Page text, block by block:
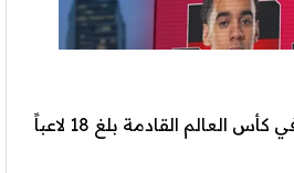
حقق نادي بايرن ميونخ رقما قياسيا في عدد اللاعبين المشاركين في كأس العالم القادمة بلغ 18 لاعباً